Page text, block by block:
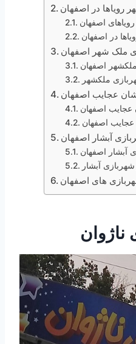
رویاها در اصفهان
اصفهان
در اصفهان
ملک شهر اصفهان
اصفهان
ملکشهر
عجایب اصفهان
اصفهان
اصفهان
آبشار اصفهان
آبشار اصفهان
آبشار
های اصفهان
ناژوان